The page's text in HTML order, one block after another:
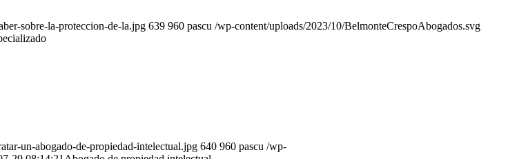
sobre-la-proteccion-de-la.jpg 639 960 pascu /wp-content/uploads/2023/10/BelmonteCrespoAbogados.svg
un-abogado-de-propiedad-intelectual.jpg 640 960 pascu /wp-